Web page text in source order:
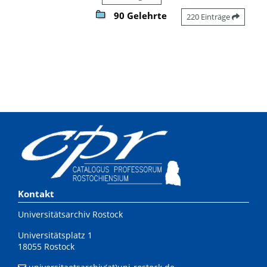
90 Gelehrte 220 Einträge
Kontakt
Universitätsarchiv Rostock
Universitätsplatz 1
18055 Rostock